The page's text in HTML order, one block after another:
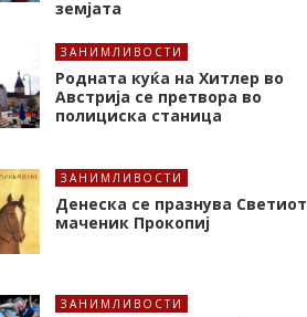
земјата
ЗАНИМЛИВОСТИ
Родната куќа на Хитлер во
Австрија се претвора во
полициска станица
ЗАНИМЛИВОСТИ
Денеска се празнува Светиот
маченик Прокопиј
ЗАНИМЛИВОСТИ